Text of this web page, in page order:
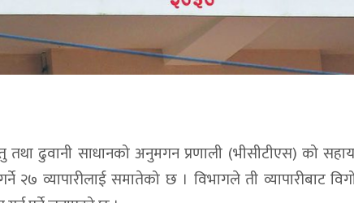
ढुवानी साधानको अनुमगन प्रणाली (भीसीटीएस) को
२७ व्यापारीलाई समातेको छ । विभागले ती व्यापारीबाट